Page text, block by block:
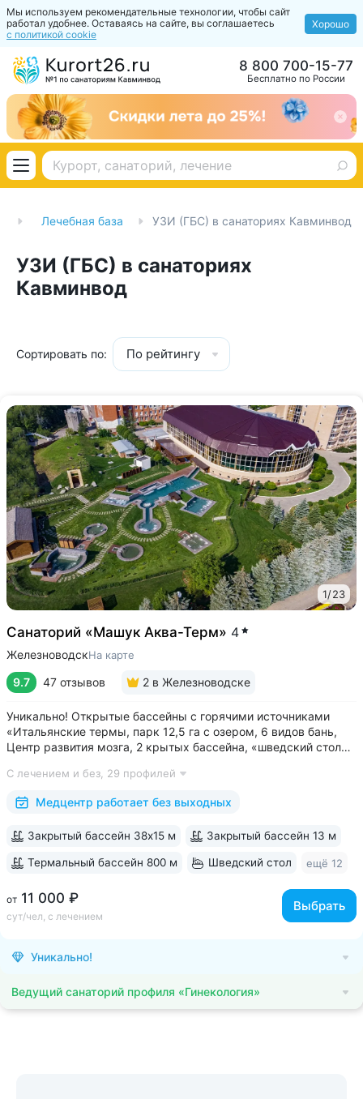
Мы используем рекомендательные технологии, чтобы сайт
работал удобнее. Оставаясь на сайте, вы соглашаетесь
с политикой cookie
Хорошо
Бесплатно по России
8 800 700-15-77
Лечебная база УЗИ (ГБС) в санаториях Кавминвод
УЗИ (ГБС) в санаториях
Кавминвод
Сортировать по: По рейтингу
1/23
Санаторий «Машук Аква-Терм» 4
ЖелезноводскНа карте
9.7 47 отзывов 2 в Железноводске
Уникально! Открытые бассейны с горячими источниками
«Итальянские термы, парк 12,5 га с озером, 6 видов бань,
Центр развития мозга, 2 крытых бассейна, «шведский стол»
большой спа-комплекс, вода «Легенда Кавказа» •
Расположен в уединенном...
С лечением и без, 29 профилей
Медцентр работает без выходных
от 11 000 ₽
сут/чел, с лечением
Выбрать
Закрытый бассейн 38х15 м Закрытый бассейн 13 м
Термальный бассейн 800 м Шведский стол ещё 12
Уникально!
Ведущий санаторий профиля «Гинекология»